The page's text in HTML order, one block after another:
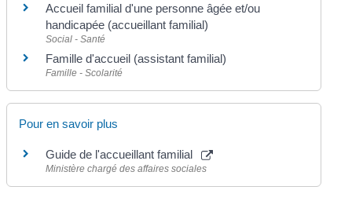
Accueil familial d'une personne âgée et/ou
handicapée (accueillant familial)
Social - Santé
Famille d'accueil (assistant familial)
Famille - Scolarité
Pour en savoir plus
Guide de l'accueillant familial
Ministère chargé des affaires sociales